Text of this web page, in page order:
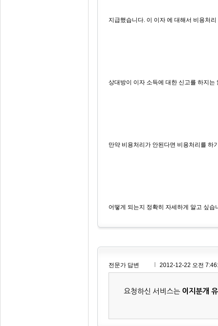
지급했습니다. 이 이자 에 대해서 비용처
상대방이 이자 소득에 대한 신고를 하지는
만약 비용처리가 안된다면 비용처리를 하
어떻게 되는지 정확히 자세하게 알고 싶습
전문가 답변 2012-12-22 오전
요청하신 서비스는 이지분개